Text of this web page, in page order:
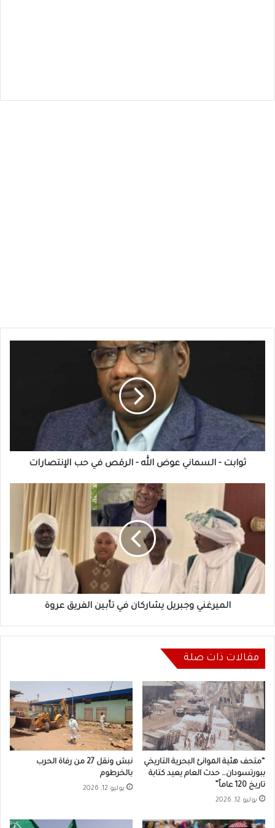
الرقص
في
حب
الإنتصاراتثوابت - السماني عوض الله - الرقص في حب الإنتصارات
يشاركان
في
الفريق
عروة
الميرغني وجبريل يشاركان في تأبين الفريق عروة
مقالات ذات صلة
“متحف هئية الموانئ البحرية التاريخي
ببورتسودان… حدث العام يعيد كتابة
تاريخ 120 عاماً”
يوليو 12, 2026
نبش ونقل 27 من رفاة الحرب
بالخرطوم
يوليو 12, 2026